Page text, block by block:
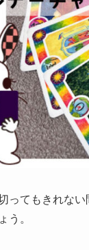
ってもきれな
う。